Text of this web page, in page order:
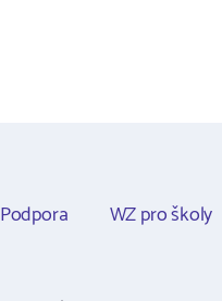
Podpora WZ pro školy